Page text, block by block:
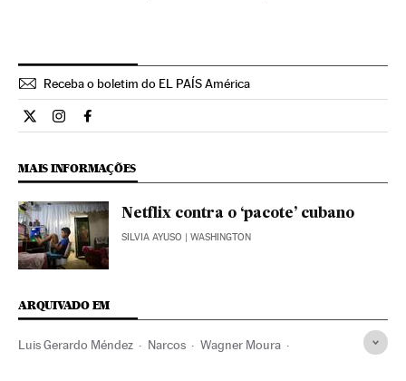
Receba o boletim do EL PAÍS América
Cultura El País Brasil en Twitter
Cultura El País Brasil en Instagram
Cultura El País Brasil en Facebook
MAIS INFORMAÇÕES
Netflix contra o ‘pacote’ cubano
SILVIA AYUSO | WASHINGTON
ARQUIVADO EM
Luis Gerardo Méndez Narcos Wagner Moura